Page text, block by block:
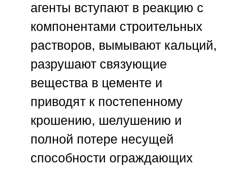
агенты вступают в реакцию с
компонентами строительных
растворов, вымывают кальций,
разрушают связующие
вещества в цементе и
приводят к постепенному
крошению, шелушению и
полной потере несущей
способности ограждающих